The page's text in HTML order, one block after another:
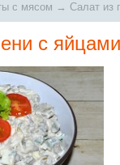
с мясом → Салат из
с